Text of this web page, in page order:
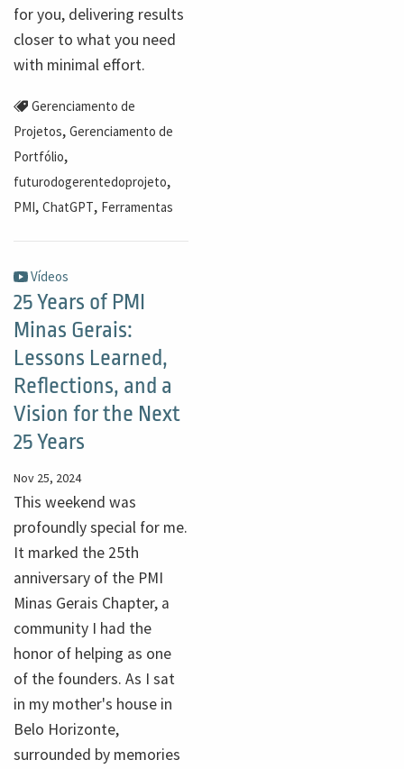
for you, delivering results
closer to what you need
with minimal effort.
Gerenciamento de
Projetos, Gerenciamento de
Portfólio,
futurodogerentedoprojeto,
PMI, ChatGPT, Ferramentas
Vídeos
25 Years of PMI
Minas Gerais:
Lessons Learned,
Reflections, and a
Vision for the Next
25 Years
Nov 25, 2024
This weekend was
profoundly special for me.
It marked the 25th
anniversary of the PMI
Minas Gerais Chapter, a
community I had the
honor of helping as one
of the founders. As I sat
in my mother's house in
Belo Horizonte,
surrounded by memories